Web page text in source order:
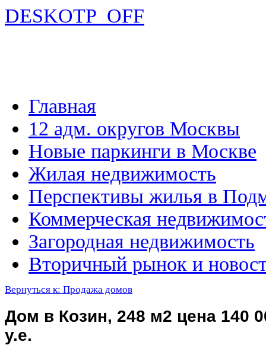
DESKOTP_OFF
Главная
12 адм. округов Москвы
Новые паркинги в Москве
Жилая недвижимость
Перспективы жилья в
Коммерческая
Загородная недвижимость
Вторичный рынок и
Вернуться к: Продажа домов
Дом в Козин, 248 м2 цена 140
у.е.